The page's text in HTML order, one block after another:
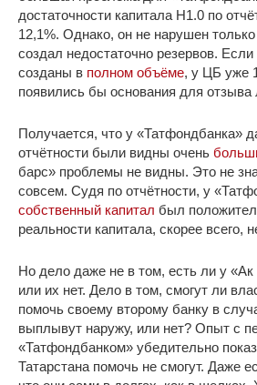
достаточности капитала Н1.0 по
12,1%. Однако, он не нарушен
создал недостаточно резервов.
созданы в полном объёме, у ЦБ уже
появились бы основания для отзыва
Получается, что у «Татфондбанка»
отчётности были видны очень
барс» проблемы не видны. Это не
совсем. Судя по отчётности, у
собственный капитал был
реальности капитала, скорее всего,
Но дело даже не в том, есть ли у
или их нет. Дело в том, смогут ли
помочь своему второму банку в
выплывут наружу, или нет? Опыт с
«Татфондбанком» убедительно
Татарстана помочь не смогут. Даже